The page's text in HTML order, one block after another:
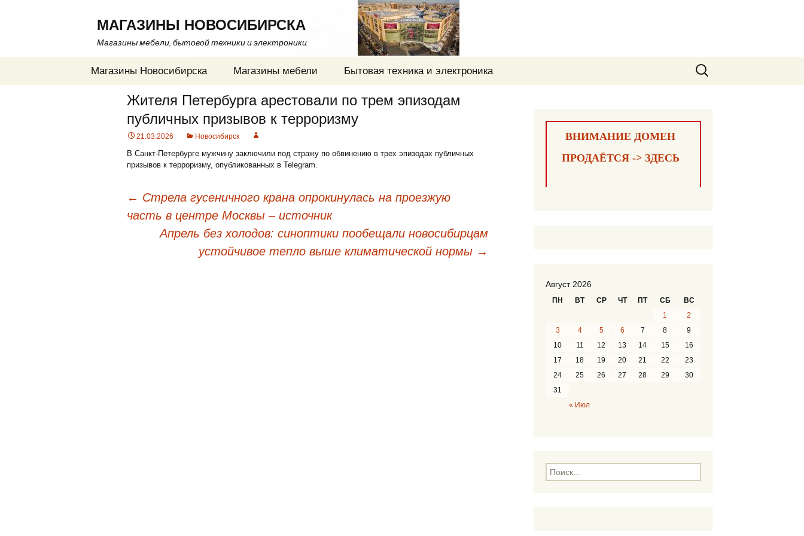
МАГАЗИНЫ НОВОСИБИРСКА
Магазины мебели, бытовой техники и электроники
содержимому
Магазины Новосибирска Магазины мебели Бытовая техника и электроника
Найти:
Жителя Петербурга арестовали по трем эпизодам
публичных призывов к терроризму
21.03.2026 Новосибирск
В Санкт-Петербурге мужчину заключили под стражу по обвинению в трех эпизодах публичных
призывов к терроризму, опубликованных в Telegram.
← Стрела гусеничного крана опрокинулась на проезжую
часть в центре Москвы – источник
Апрель без холодов: синоптики пообещали новосибирцам
устойчивое тепло выше климатической нормы →
ВНИМАНИЕ ДОМЕН
ПРОДАЁТСЯ -> ЗДЕСЬ
Август 2026
ПН ВТ СР ЧТ ПТ СБ ВС
« Июл
1
2
3
4 5 6 7 8
9
10
11 12 13 14 15
16
17
18 19 20 21 22
23
24
25 26 27 28 29
30
31
Н
а